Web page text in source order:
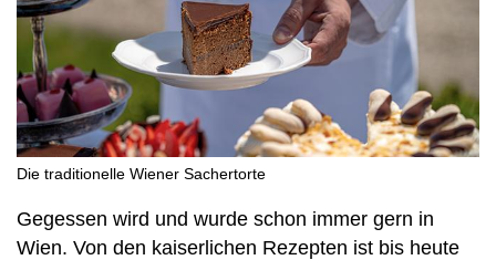
Die traditionelle Wiener Sachertorte
Gegessen wird und wurde schon immer gern in
Wien. Von den kaiserlichen Rezepten ist bis heute